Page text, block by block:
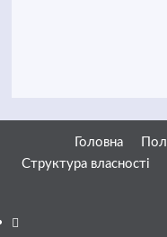
Головна
Структура власності
Facebook